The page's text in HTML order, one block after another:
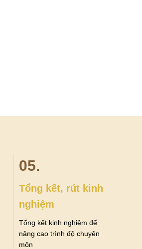
05.
Tổng kết, rút kinh
nghiệm
Tổng kết kinh nghiệm để
nâng cao trình độ chuyên
môn